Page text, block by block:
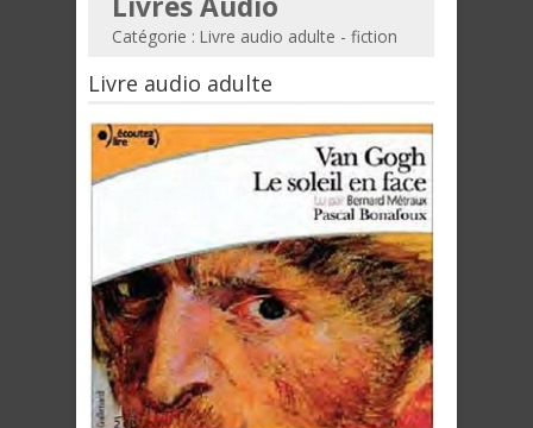
Catégorie : Livre audio adulte - fiction
Livre audio adulte